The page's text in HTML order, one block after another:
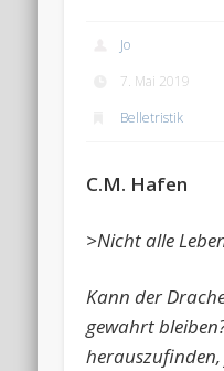
Jo
7. Mai 2019
Belletristik
C.M. Hafen
>Nicht alle
Kann der
gewahrt